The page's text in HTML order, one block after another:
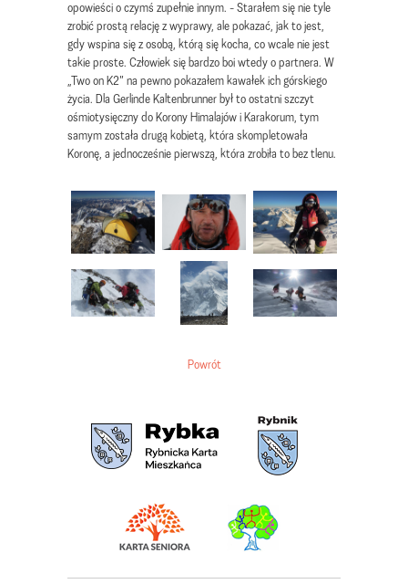
opowieści o czymś zupełnie innym. - Starałem się nie tyle
zrobić prostą relację z wyprawy, ale pokazać, jak to jest,
gdy wspina się z osobą, którą się kocha, co wcale nie jest
takie proste. Człowiek się bardzo boi wtedy o partnera. W
„Two on K2” na pewno pokazałem kawałek ich górskiego
życia. Dla Gerlinde Kaltenbrunner był to ostatni szczyt
ośmiotysięczny do Korony Himalajów i Karakorum, tym
samym została drugą kobietą, która skompletowała
Koronę, a jednocześnie pierwszą, która zrobiła to bez tlenu.
Powrót